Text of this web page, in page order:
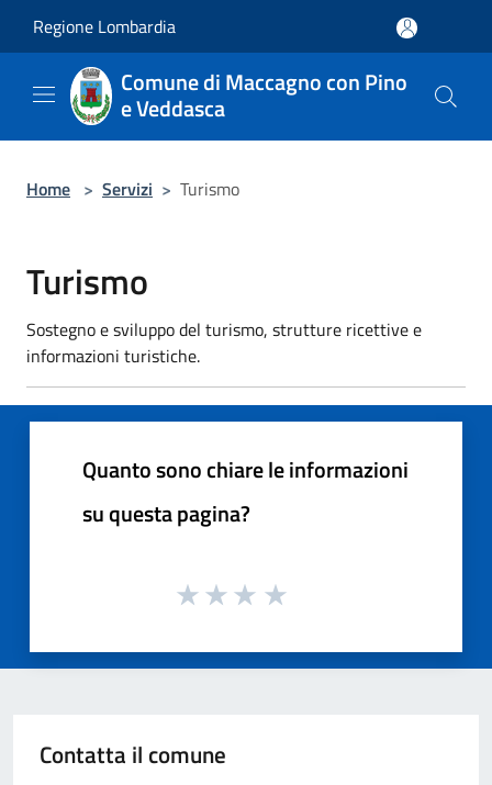
Regione Lombardia
Comune di Maccagno con Pino
e Veddasca
Home > Servizi > Turismo
Turismo
Sostegno e sviluppo del turismo, strutture ricettive e
informazioni turistiche.
Quanto sono chiare le informazioni
su questa pagina?
Contatta il comune